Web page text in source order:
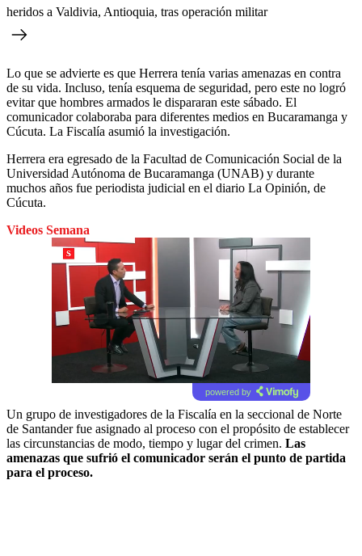
heridos a Valdivia, Antioquia, tras operación militar
Lo que se advierte es que Herrera tenía varias amenazas en contra
de su vida. Incluso, tenía esquema de seguridad, pero este no logró
evitar que hombres armados le dispararan este sábado. El
comunicador colaboraba para diferentes medios en Bucaramanga y
Cúcuta. La Fiscalía asumió la investigación.
Herrera era egresado de la Facultad de Comunicación Social de la
Universidad Autónoma de Bucaramanga (UNAB) y durante
muchos años fue periodista judicial en el diario La Opinión, de
Cúcuta.
Videos Semana
powered by
Un grupo de investigadores de la Fiscalía en la seccional de Norte
de Santander fue asignado al proceso con el propósito de establecer
las circunstancias de modo, tiempo y lugar del crimen. Las
amenazas que sufrió el comunicador serán el punto de partida
para el proceso.